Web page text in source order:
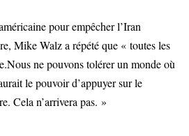
pour empêcher l’Iran
Mike Walz a répété que « toutes les
ne pouvons tolérer un monde où
le pouvoir d’appuyer sur le
Cela n’arrivera pas. »